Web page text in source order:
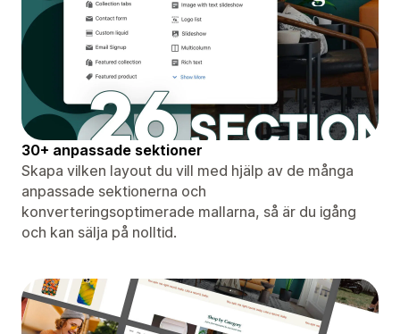
30+ anpassade sektioner
Skapa vilken layout du vill med hjälp av de många
anpassade sektionerna och
konverteringsoptimerade mallarna, så är du igång
och kan sälja på nolltid.